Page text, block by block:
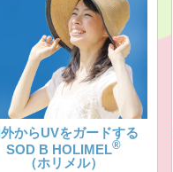
からUVをガードする
SOD B HOLIMEL®
（ホリメル）